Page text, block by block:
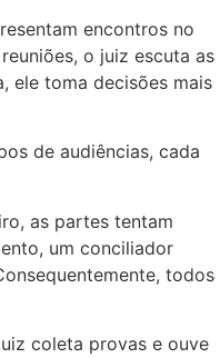
encontros no
o juiz escuta as
ele toma decisões mais
de audiências, cada
as partes tentam
um conciliador
todos
coleta provas e ouve